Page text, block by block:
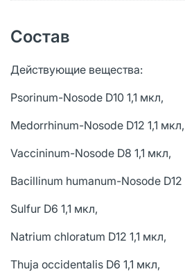
Состав
Действующие вещества:
Psorinum-Nosode D10 1,1 мкл,
Medorrhinum-Nosode D12 1,1 мкл,
Vaccininum-Nosode D8 1,1 мкл,
Bacillinum humanum-Nosode
Sulfur D6 1,1 мкл,
Natrium chloratum D12 1,1 мкл,
Thuja occidentalis D6 1,1 мкл,